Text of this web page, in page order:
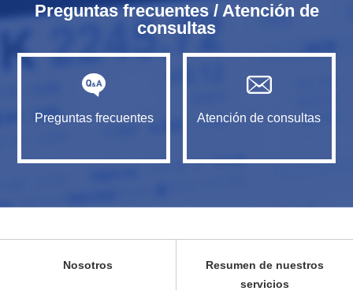
Preguntas frecuentes / Atención de
consultas
Preguntas frecuentes Atención de consultas
Nosotros
Resumen de nuestros
servicios